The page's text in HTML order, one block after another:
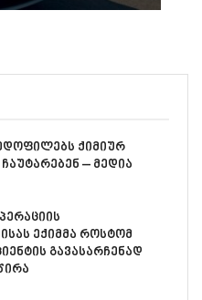
ქიმიურ
– მედია
ექიმმა როსტომ
გავასარჩენად